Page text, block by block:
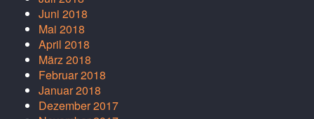
Juni 2018
Mai 2018
April 2018
März 2018
Februar 2018
Januar 2018
Dezember 2017